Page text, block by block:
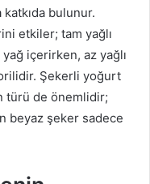
katkıda bulunur.
etkiler; tam yağlı
içerirken, az yağlı
Şekerli yoğurt
türü de önemlidir;
beyaz şeker sadece